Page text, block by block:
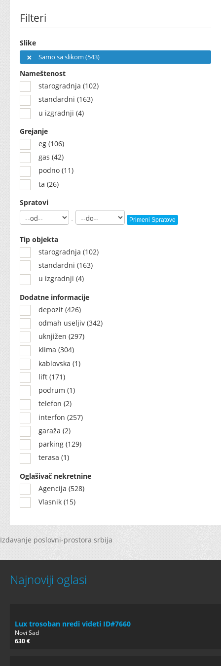
Filteri
Slike
Samo sa slikom (543)
Nameštenost
starogradnja (102)
standardni (163)
u izgradnji (4)
Grejanje
eg (106)
gas (42)
podno (11)
ta (26)
Spratovi
-
Primeni Spratove
Tip objekta
starogradnja (102)
standardni (163)
u izgradnji (4)
Dodatne informacije
depozit (426)
odmah useljiv (342)
uknjižen (297)
klima (304)
kablovska (1)
lift (171)
podrum (1)
telefon (2)
interfon (257)
garaža (2)
parking (129)
terasa (1)
Oglašivač nekretnine
Agencija (528)
Vlasnik (15)
Izdavanje poslovni-prostora srbija
Najnoviji oglasi
Lux trosoban nredi videti ID#7660
Novi Sad
630 €